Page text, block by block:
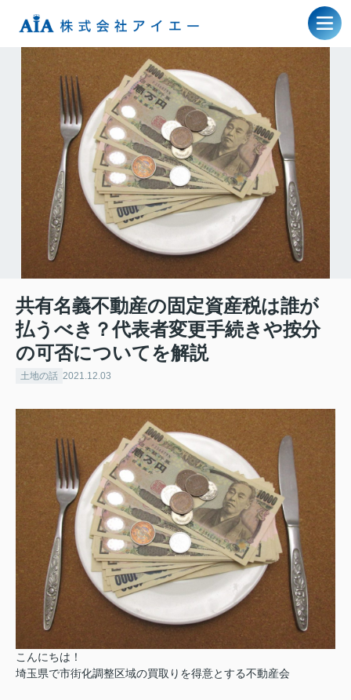
共有名義不動産の固定資産税は誰が
払うべき？代表者変更手続きや按分
の可否についてを解説
土地の話 2021.12.03
こんにちは！
埼玉県で市街化調整区域の買取りを得意とする不動産会